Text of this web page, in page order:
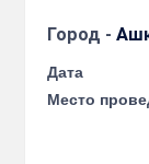
Город -
Дата
Место